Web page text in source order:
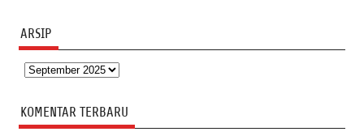
ARSIP
Arsip
KOMENTAR TERBARU